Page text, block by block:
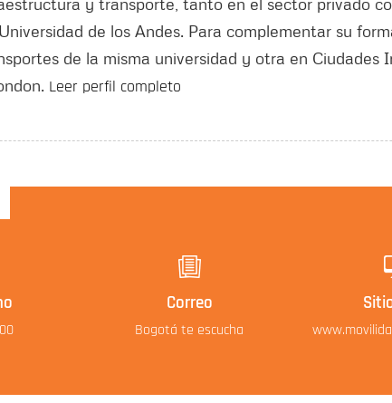
de los Andes. Para complementar su
de la misma universidad y otra en
Leer perfil completo
Correo
Bogotá te escucha